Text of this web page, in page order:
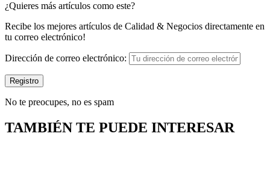
¿Quieres más artículos como este?
Recibe los mejores artículos de Calidad & Negocios directamente en
tu correo electrónico!
Dirección de correo electrónico:
No te preocupes, no es spam
TAMBIÉN TE PUEDE INTERESAR